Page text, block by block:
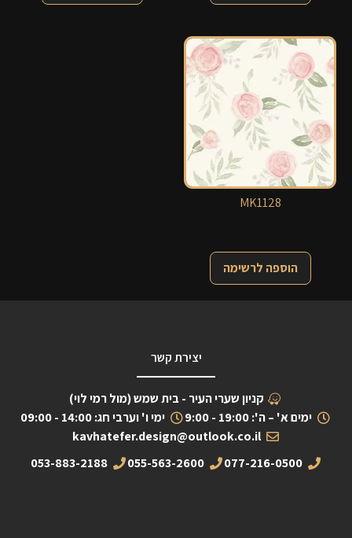
MK1128
הוספה לרשימה
יצירת קשר
קניון שערי העיר - בית שמש (מול רמי לוי)
ימים א' – ה': 19:00 - 9:00
ימי ו' וערבי חג: 14:00 - 09:00
kavhatefer.design@outlook.co.il
077-216-0500
055-563-2600
053-883-2188